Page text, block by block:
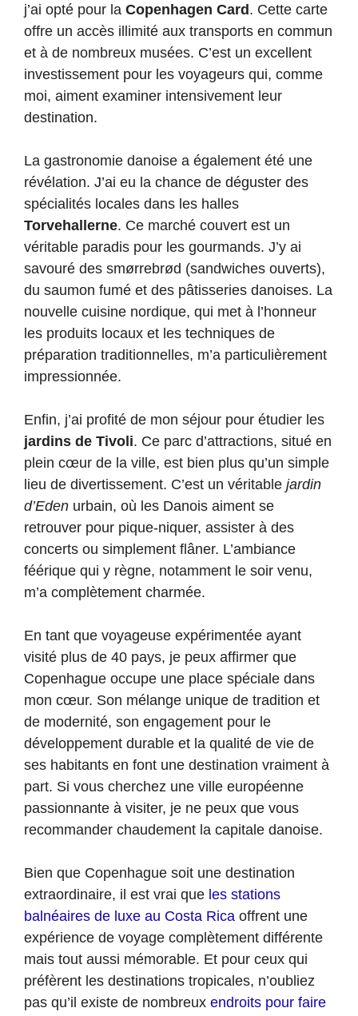
j’ai opté pour la Copenhagen Card. Cette carte
offre un accès illimité aux transports en commun
et à de nombreux musées. C’est un excellent
investissement pour les voyageurs qui, comme
moi, aiment examiner intensivement leur
destination.
La gastronomie danoise a également été une
révélation. J’ai eu la chance de déguster des
spécialités locales dans les halles
Torvehallerne. Ce marché couvert est un
véritable paradis pour les gourmands. J’y ai
savouré des smørrebrød (sandwiches ouverts),
du saumon fumé et des pâtisseries danoises. La
nouvelle cuisine nordique, qui met à l’honneur
les produits locaux et les techniques de
préparation traditionnelles, m’a particulièrement
impressionnée.
Enfin, j’ai profité de mon séjour pour étudier les
jardins de Tivoli. Ce parc d’attractions, situé en
plein cœur de la ville, est bien plus qu’un simple
lieu de divertissement. C’est un véritable jardin
d’Eden urbain, où les Danois aiment se
retrouver pour pique-niquer, assister à des
concerts ou simplement flâner. L’ambiance
féérique qui y règne, notamment le soir venu,
m’a complètement charmée.
En tant que voyageuse expérimentée ayant
visité plus de 40 pays, je peux affirmer que
Copenhague occupe une place spéciale dans
mon cœur. Son mélange unique de tradition et
de modernité, son engagement pour le
développement durable et la qualité de vie de
ses habitants en font une destination vraiment à
part. Si vous cherchez une ville européenne
passionnante à visiter, je ne peux que vous
recommander chaudement la capitale danoise.
Bien que Copenhague soit une destination
extraordinaire, il est vrai que les stations
balnéaires de luxe au Costa Rica offrent une
expérience de voyage complètement différente
mais tout aussi mémorable. Et pour ceux qui
préfèrent les destinations tropicales, n’oubliez
pas qu’il existe de nombreux endroits pour faire